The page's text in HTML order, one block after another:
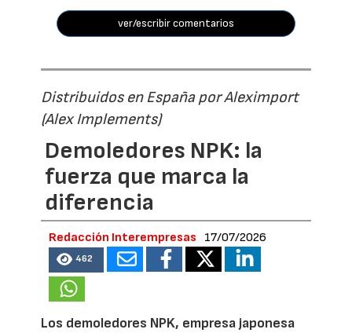
ver/escribir comentarios
Distribuidos en España por Aleximport
(Alex Implements)
Demoledores NPK: la
fuerza que marca la
diferencia
Redacción Interempresas 17/07/2026
462
Los demoledores NPK, empresa japonesa